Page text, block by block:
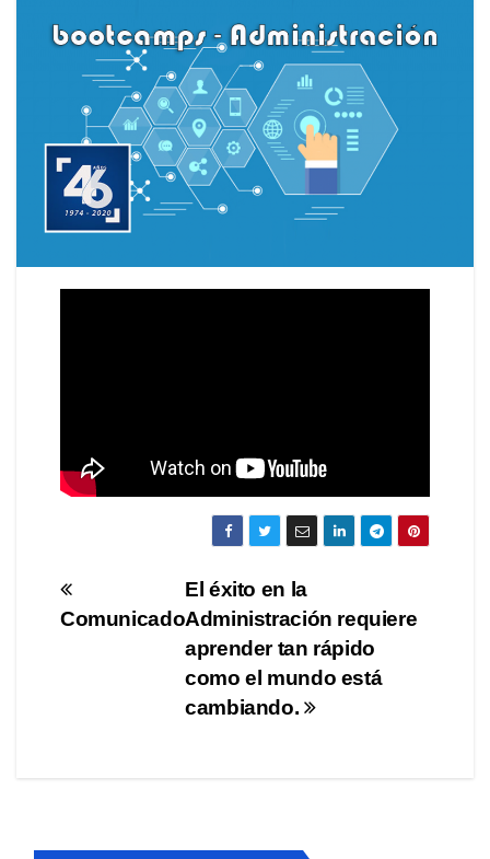
Navegación
entradas
El éxito en la
Administración requiere
aprender tan rápido
como el mundo está
cambiando.
Comunicado